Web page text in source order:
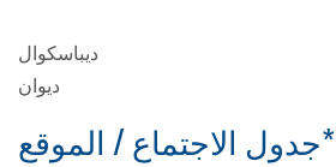
ديباسكوال
ديوان
*جدول الاجتماع / الموقع